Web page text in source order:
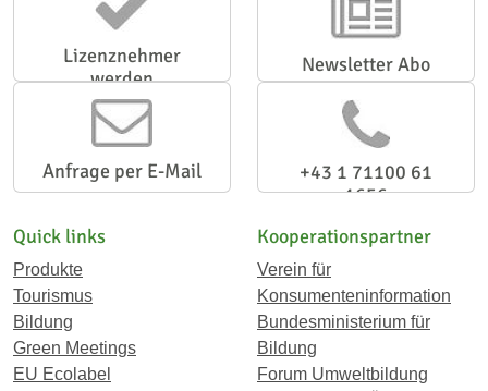
Lizenznehmer
werden
Newsletter Abo
Anfrage per E-Mail
+43 1 71100 61
1656
Quick links
Produkte
Tourismus
Bildung
Green Meetings
EU Ecolabel
Kooperationspartner
Verein für
Konsumenteninformation
Bundesministerium für
Bildung
Forum Umweltbildung